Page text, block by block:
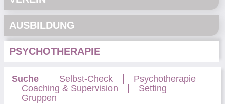
AUSBILDUNG
PSYCHOTHERAPIE
Suche Selbst-Check
Psychotherapie
Coaching & Supervision
Setting
Gruppen